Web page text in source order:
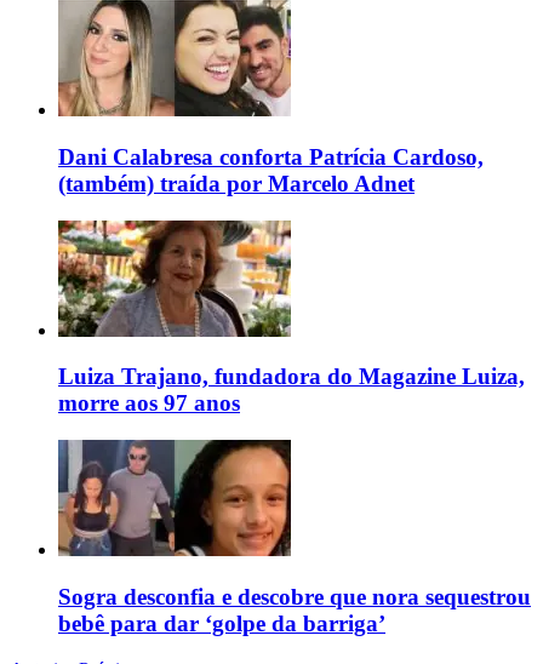
Dani Calabresa conforta Patrícia Cardoso,
(também) traída por Marcelo Adnet
Luiza Trajano, fundadora do Magazine Luiza,
morre aos 97 anos
Sogra desconfia e descobre que nora sequestrou
bebê para dar ‘golpe da barriga’